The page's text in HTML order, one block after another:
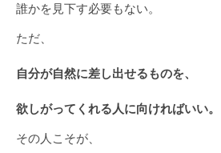
誰かを見下す必要もない。
ただ、
自分が自然に差し出せるものを、
欲しがってくれる人に向ければいい。
その人こそが、